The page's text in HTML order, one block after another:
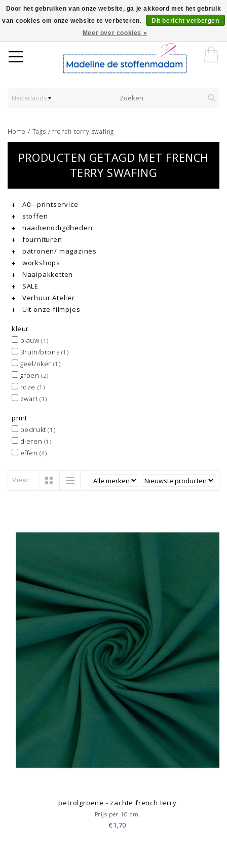
Worldwide Shipping - Onze stoffen worden verkocht per 10 cm.
Nederlands
Home / Tags /french terry swafing
PRODUCTEN GETAGD MET FRENCH
TERRY SWAFING
A0 - printservice
stoffen
naaibenodigdheden
fournituren
patronen/ magazines
workshops
Naaipakketten
SALE
Verhuur Atelier
Uit onze filmpjes
kleur
blauw(1)
Bruin/brons (1)
geel/oker (1)
groen(2)
roze (1)
zwart(1)
print
bedrukt(1)
dieren (1)
effen(4)
View:
petrolgroene - zachte french terry
Prijs per 10 cm.
€1,70
Door het gebruiken van onze website, ga je akkoord met het gebruik
van cookies om onze website te verbeteren.
Dit bericht verbergen
Meer over cookies »